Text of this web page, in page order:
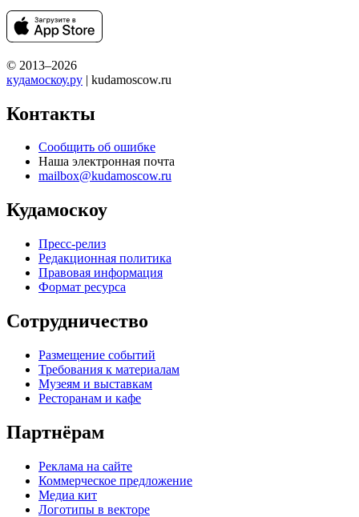
© 2013–2026
кудамоскоу.ру | kudamoscow.ru
Контакты
Сообщить об ошибке
Наша электронная почта
mailbox@kudamoscow.ru
Кудамоскоу
Пресс-релиз
Редакционная политика
Правовая информация
Формат ресурса
Сотрудничество
Размещение событий
Требования к материалам
Музеям и выставкам
Ресторанам и кафе
Партнёрам
Реклама на сайте
Коммерческое предложение
Медиа кит
Логотипы в векторе